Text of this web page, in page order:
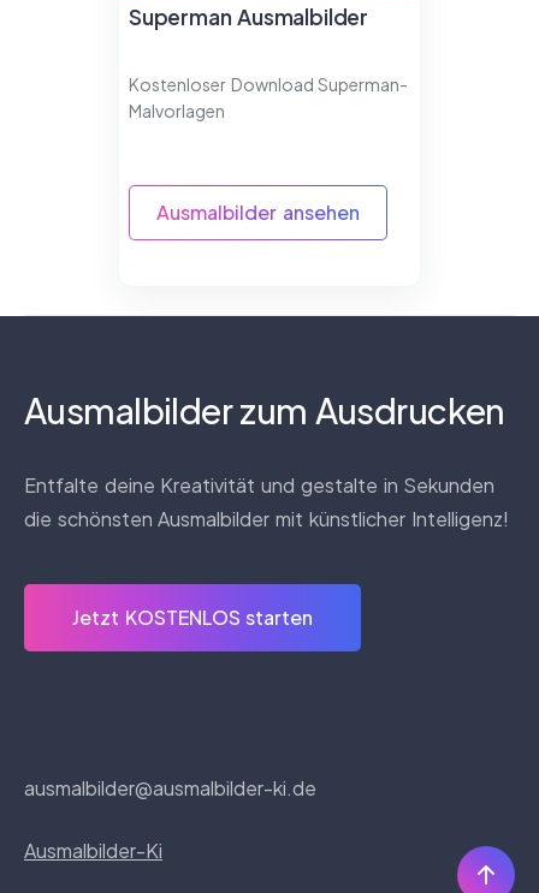
Superman Ausmalbilder
Kostenloser Download Superman-
Malvorlagen
Ausmalbilder ansehen
Ausmalbilder zum Ausdrucken
Entfalte deine Kreativität und gestalte in Sekunden
die schönsten Ausmalbilder mit künstlicher Intelligenz!
Jetzt KOSTENLOS starten
ausmalbilder@ausmalbilder-ki.de
Ausmalbilder-Ki